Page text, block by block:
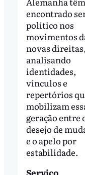
encontrado
político nos
movimentos
novas direitas,
analisando
identidades,
vínculos e
repertórios
mobilizam
geração entre
desejo de
e o apelo por
estabilidade.
Serviço